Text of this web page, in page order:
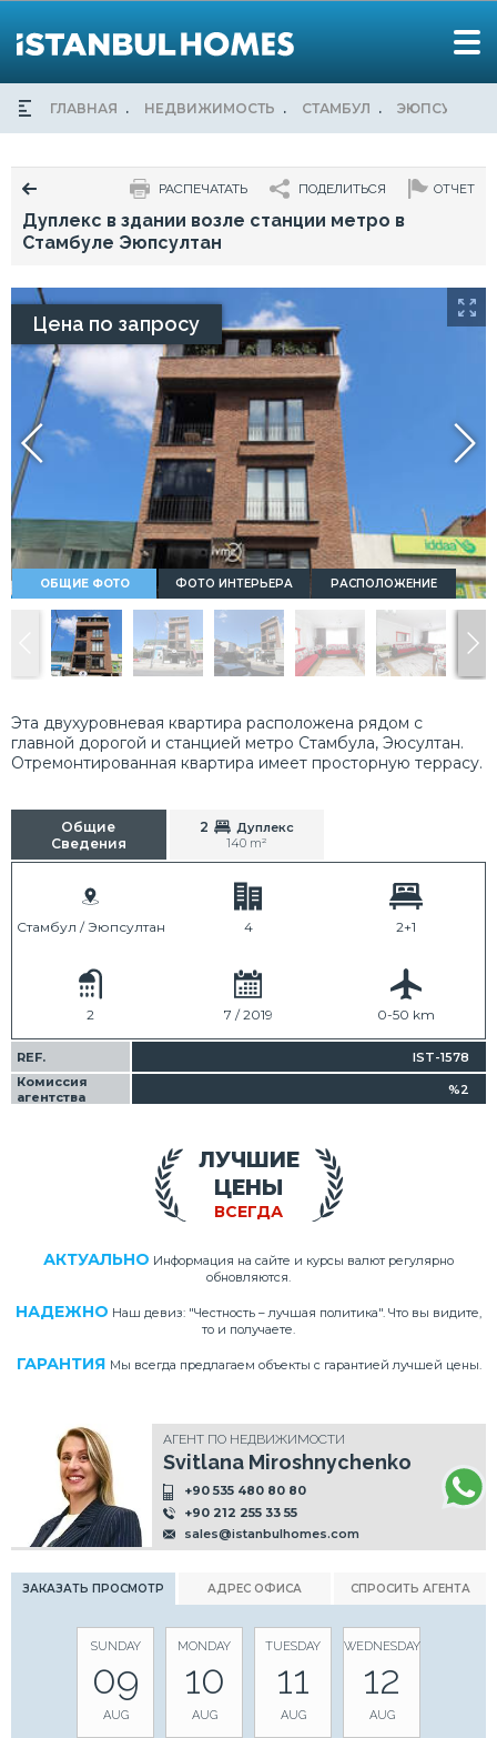
ГЛАВНАЯ НЕДВИЖИМОСТЬ СТАМБУЛ ЭЮПСУЛТАН
ОТЧЕТ
ПОДЕЛИТЬСЯ
РАСПЕЧАТАТЬ
Дуплекс в здании возле станции метро в
Стамбуле Эюпсултан
Цена по запросу
ОБЩИЕ ФОТО ФОТО ИНТЕРЬЕРА РАСПОЛОЖЕНИЕ
Эта двухуровневая квартира расположена рядом с
главной дорогой и станцией метро Стамбула, Эюсултан.
Отремонтированная квартира имеет просторную террасу.
Общие
Сведения
2
Дуплекс
140 m²
Стамбул / Эюпсултан 4 2+1
2 7 / 2019 0-50 km
REF.
IST-1578
Комиссия
агентства
%2
ВСЕГДА
ЛУЧШИЕ
ЦЕНЫ
АКТУАЛЬНО Информация на сайте и курсы валют регулярно
обновляются.
НАДЕЖНО Наш девиз: "Честность – лучшая политика". Что вы видите,
то и получаете.
ГАРАНТИЯ Мы всегда предлагаем объекты с гарантией лучшей цены.
АГЕНТ ПО НЕДВИЖИМОСТИ
Svitlana Miroshnychenko
+90 535 480 80 80
+90 212 255 33 55
sales@istanbulhomes.com
ЗАКАЗАТЬ ПРОСМОТР АДРЕС ОФИСА СПРОСИТЬ АГЕНТА
SUNDAY
09
AUG
MONDAY
10
AUG
TUESDAY
11
AUG
WEDNESDAY
12
AUG